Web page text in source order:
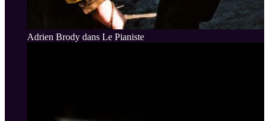
Adrien Brody dans Le Pianiste